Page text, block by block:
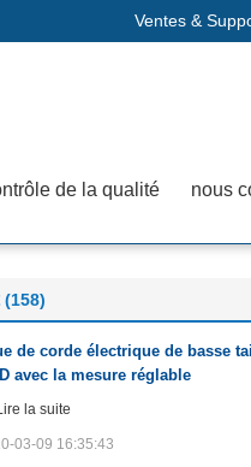
Ventes &
de la qualité nous
(158)
de corde électrique de basse
avec la mesure réglable
la suite
03-09 16:35:43